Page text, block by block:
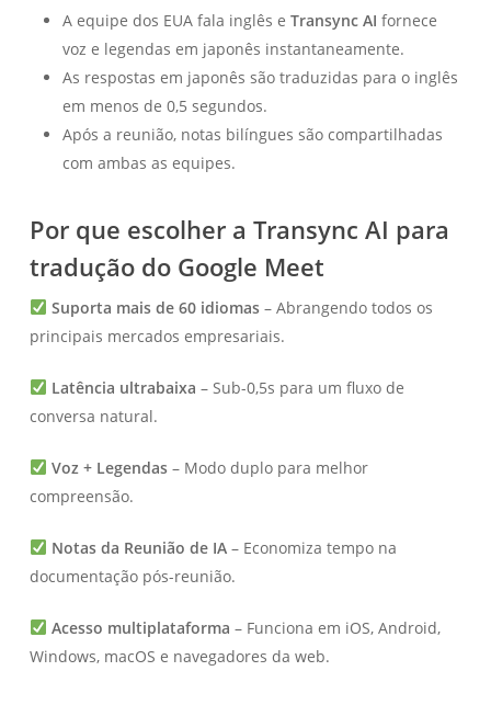
A equipe dos EUA fala inglês e Transync AI fornece
voz e legendas em japonês instantaneamente.
As respostas em japonês são traduzidas para o inglês
em menos de 0,5 segundos.
Após a reunião, notas bilíngues são compartilhadas
com ambas as equipes.
Por que escolher a Transync AI para
tradução do Google Meet
Suporta mais de 60 idiomas– Abrangendo todos os
principais mercados empresariais.
Latência ultrabaixa – Sub-0,5s para um fluxo de
conversa natural.
Voz + Legendas– Modo duplo para melhor
compreensão.
Notas da Reunião de IA– Economiza tempo na
documentação pós-reunião.
Acesso multiplataforma – Funciona em iOS, Android,
Windows, macOS e navegadores da web.